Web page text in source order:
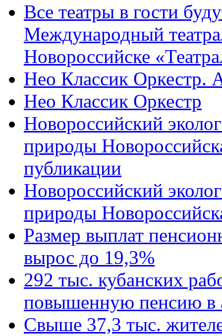
Все театры в гости
Международный
Новороссийске
Нео Классик Оркестр.
Нео Классик Оркестр
Новороссийский
природы
публикации
Новороссийский
природы
Размер выплат
вырос до 19,3%
292 тыс. кубанских
повышенную пенсию в
Свыше 37,3 тыс.